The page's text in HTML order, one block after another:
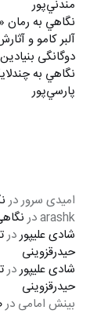
مندني‌پور
نگاهي به رمان
آلبر کامو و
دوگانگی
نگاهي به
پارسي‌پور
امیدی سروردر
arashkدر
شادی علیپوردر
حیدرقزوینی
شادی علیپوردر
حیدرقزوینی
بینش امامی در